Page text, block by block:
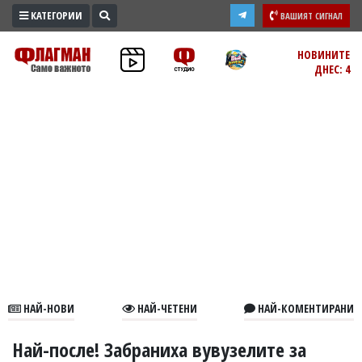
ПРОМО
ЗОНА
В
КАТЕГОРИИ ВАШИЯТ СИГНАЛ
НОВИНИТЕ
ДНЕС: 4
НАЙ-НОВИ НАЙ-ЧЕТЕНИ НАЙ-КОМЕНТИРАНИ
Най-после! Забраниха вувузелите за